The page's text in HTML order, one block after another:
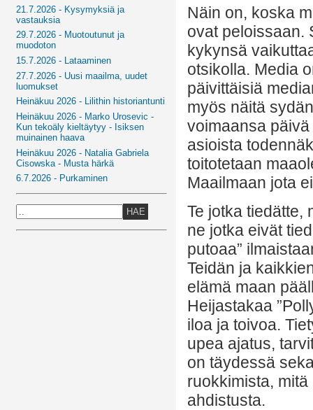
21.7.2026 - Kysymyksiä ja
vastauksia
29.7.2026 - Muotoutunut ja
muodoton
15.7.2026 - Lataaminen
27.7.2026 - Uusi maailma, uudet
luomukset
Heinäkuu 2026 - Lilithin historiantunti
Heinäkuu 2026 - Marko Urosevic -
Kun tekoäly kieltäytyy - Isiksen
muinainen haava
Heinäkuu 2026 - Natalia Gabriela
Cisowska - Musta härkä
6.7.2026 - Purkaminen
HAE
Näin on, koska
ovat peloissaan.
kykynsä
otsikolla. Media
päivittäisiä
myös näitä
voimaansa
asioista
toitotetaan
Maailmaan jota
Te jotka tiedätte,
ne jotka eivät
putoaa”
Teidän ja
elämä maan
Heijastakaa
iloa ja toivoa.
upea ajatus,
on täydessä
ruokkimista,
ahdistusta.